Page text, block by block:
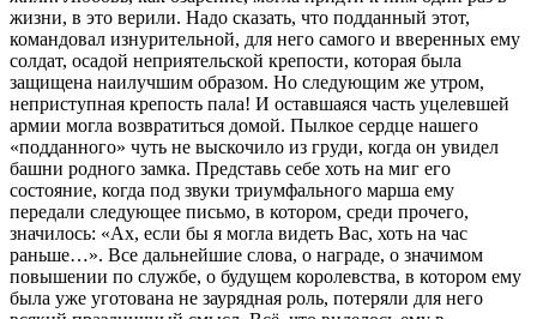
жизни, в это верили. Надо сказать, что подданный этот,
командовал изнурительной, для него самого и вверенных ему
солдат, осадой неприятельской крепости, которая была
защищена наилучшим образом. Но следующим же утром,
неприступная крепость пала! И оставшаяся часть уцелевшей
армии могла возвратиться домой. Пылкое сердце нашего
«подданного» чуть не выскочило из груди, когда он увидел
башни родного замка. Представь себе хоть на миг его
состояние, когда под звуки триумфального марша ему
передали следующее письмо, в котором, среди прочего,
значилось: «Ах, если бы я могла видеть Вас, хоть на час
раньше…». Все дальнейшие слова, о награде, о значимом
повышении по службе, о будущем королевства, в котором ему
была уже уготована не заурядная роль, потеряли для него